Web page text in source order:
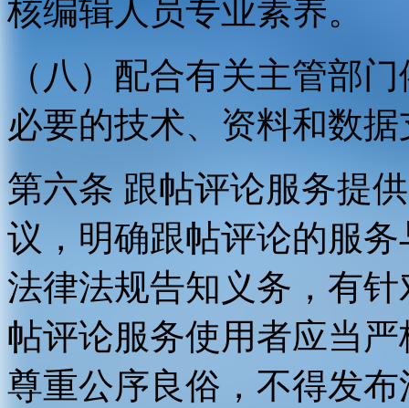
核编辑人员专业素养。
（八）配合有关主管部
必要的技术、资料和数
第六条 跟帖评论服务提
议，明确跟帖评论的服
法律法规告知义务，有
帖评论服务使用者应当
尊重公序良俗，不得发